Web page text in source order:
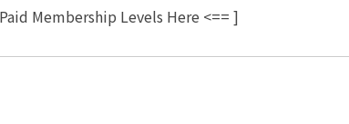
Membership Levels Here <== ]